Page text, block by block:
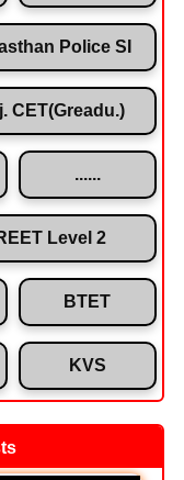
Police SI
CET(Greadu.)
Level 2
BTET
KVS